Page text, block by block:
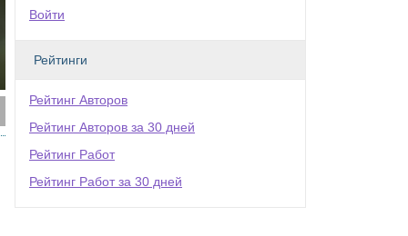
Войти
Рейтинги
Рейтинг Авторов
Рейтинг Авторов за 30 дней
Рейтинг Работ
Рейтинг Работ за 30 дней